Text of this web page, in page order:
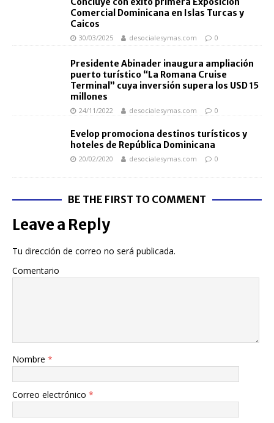
Comercial Dominicana en Islas Turcas y
Caicos
30/03/2025 desocialesymas.com 0
Presidente Abinader inaugura ampliación
puerto turístico “La Romana Cruise
Terminal” cuya inversión supera los USD 15
millones
24/11/2022 desocialesymas.com 0
Evelop promociona destinos turísticos y
hoteles de República Dominicana
20/02/2020 desocialesymas.com 0
BE THE FIRST TO COMMENT
Leave a Reply
Tu dirección de correo no será publicada.
Comentario
Nombre *
Correo electrónico *